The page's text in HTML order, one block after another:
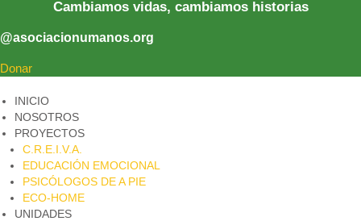
Cambiamos vidas, cambiamos historias
@asociacionumanos.org
Donar
INICIO
NOSOTROS
PROYECTOS
C.R.E.I.V.A.
EDUCACIÓN EMOCIONAL
PSICÓLOGOS DE A PIE​
ECO-HOME
UNIDADES